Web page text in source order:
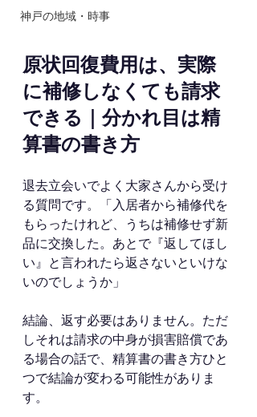
神戸の地域・時事
原状回復費用は、実際
に補修しなくても請求
できる｜分かれ目は精
算書の書き方
退去立会いでよく大家さんから受け
る質問です。「入居者から補修代を
もらったけれど、うちは補修せず新
品に交換した。あとで『返してほし
い』と言われたら返さないといけな
いのでしょうか」
結論、返す必要はありません。ただ
しそれは請求の中身が損害賠償であ
る場合の話で、精算書の書き方ひと
つで結論が変わる可能性がありま
す。